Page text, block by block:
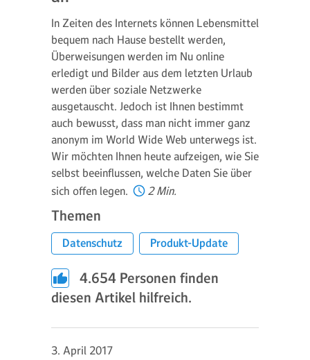
In Zeiten des Internets können Lebensmittel
bequem nach Hause bestellt werden,
Überweisungen werden im Nu online
erledigt und Bilder aus dem letzten Urlaub
werden über soziale Netzwerke
ausgetauscht. Jedoch ist Ihnen bestimmt
auch bewusst, dass man nicht immer ganz
anonym im World Wide Web unterwegs ist.
Wir möchten Ihnen heute aufzeigen, wie Sie
selbst beeinflussen, welche Daten Sie über
sich offen legen.
2 Min.
Themen
Datenschutz Produkt-Update
4.654 Personen finden
diesen Artikel hilfreich.
3. April 2017